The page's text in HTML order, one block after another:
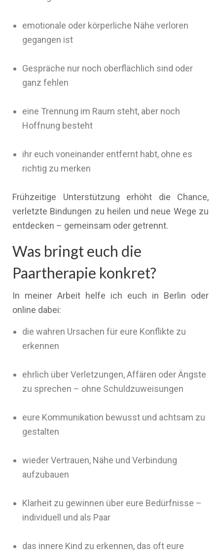
emotionale oder körperliche Nähe verloren
gegangen ist
Gespräche nur noch oberflächlich sind oder
ganz fehlen
eine Trennung im Raum steht, aber noch
Hoffnung besteht
ihr euch voneinander entfernt habt, ohne es
richtig zu merken
Frühzeitige Unterstützung erhöht die Chance,
verletzte Bindungen zu heilen und neue Wege zu
entdecken – gemeinsam oder getrennt.
Was bringt euch die
Paartherapie konkret?
In meiner Arbeit helfe ich euch in Berlin oder
online dabei:
die wahren Ursachen für eure Konflikte zu
erkennen
ehrlich über Verletzungen, Affären oder Ängste
zu sprechen – ohne Schuldzuweisungen
eure Kommunikation bewusst und achtsam zu
gestalten
wieder Vertrauen, Nähe und Verbindung
aufzubauen
Klarheit zu gewinnen über eure Bedürfnisse –
individuell und als Paar
das innere Kind zu erkennen, das oft eure